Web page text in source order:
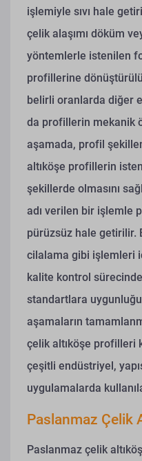
işlemiyle sıvı hale
çelik alaşımı döküm
yöntemlerle istenilen
profillerine
belirli oranlarda diğer
da profillerin mekanik
aşamada, profil
altıköşe profillerin
şekillerde olmasını
adı verilen bir işlemle
pürüzsüz hale getirilir.
cilalama gibi işlemleri
kalite kontrol
standartlara
aşamaların
çelik altıköşe profilleri
çeşitli endüstriyel,
uygulamalarda
Paslanmaz Çelik
Paslanmaz çelik